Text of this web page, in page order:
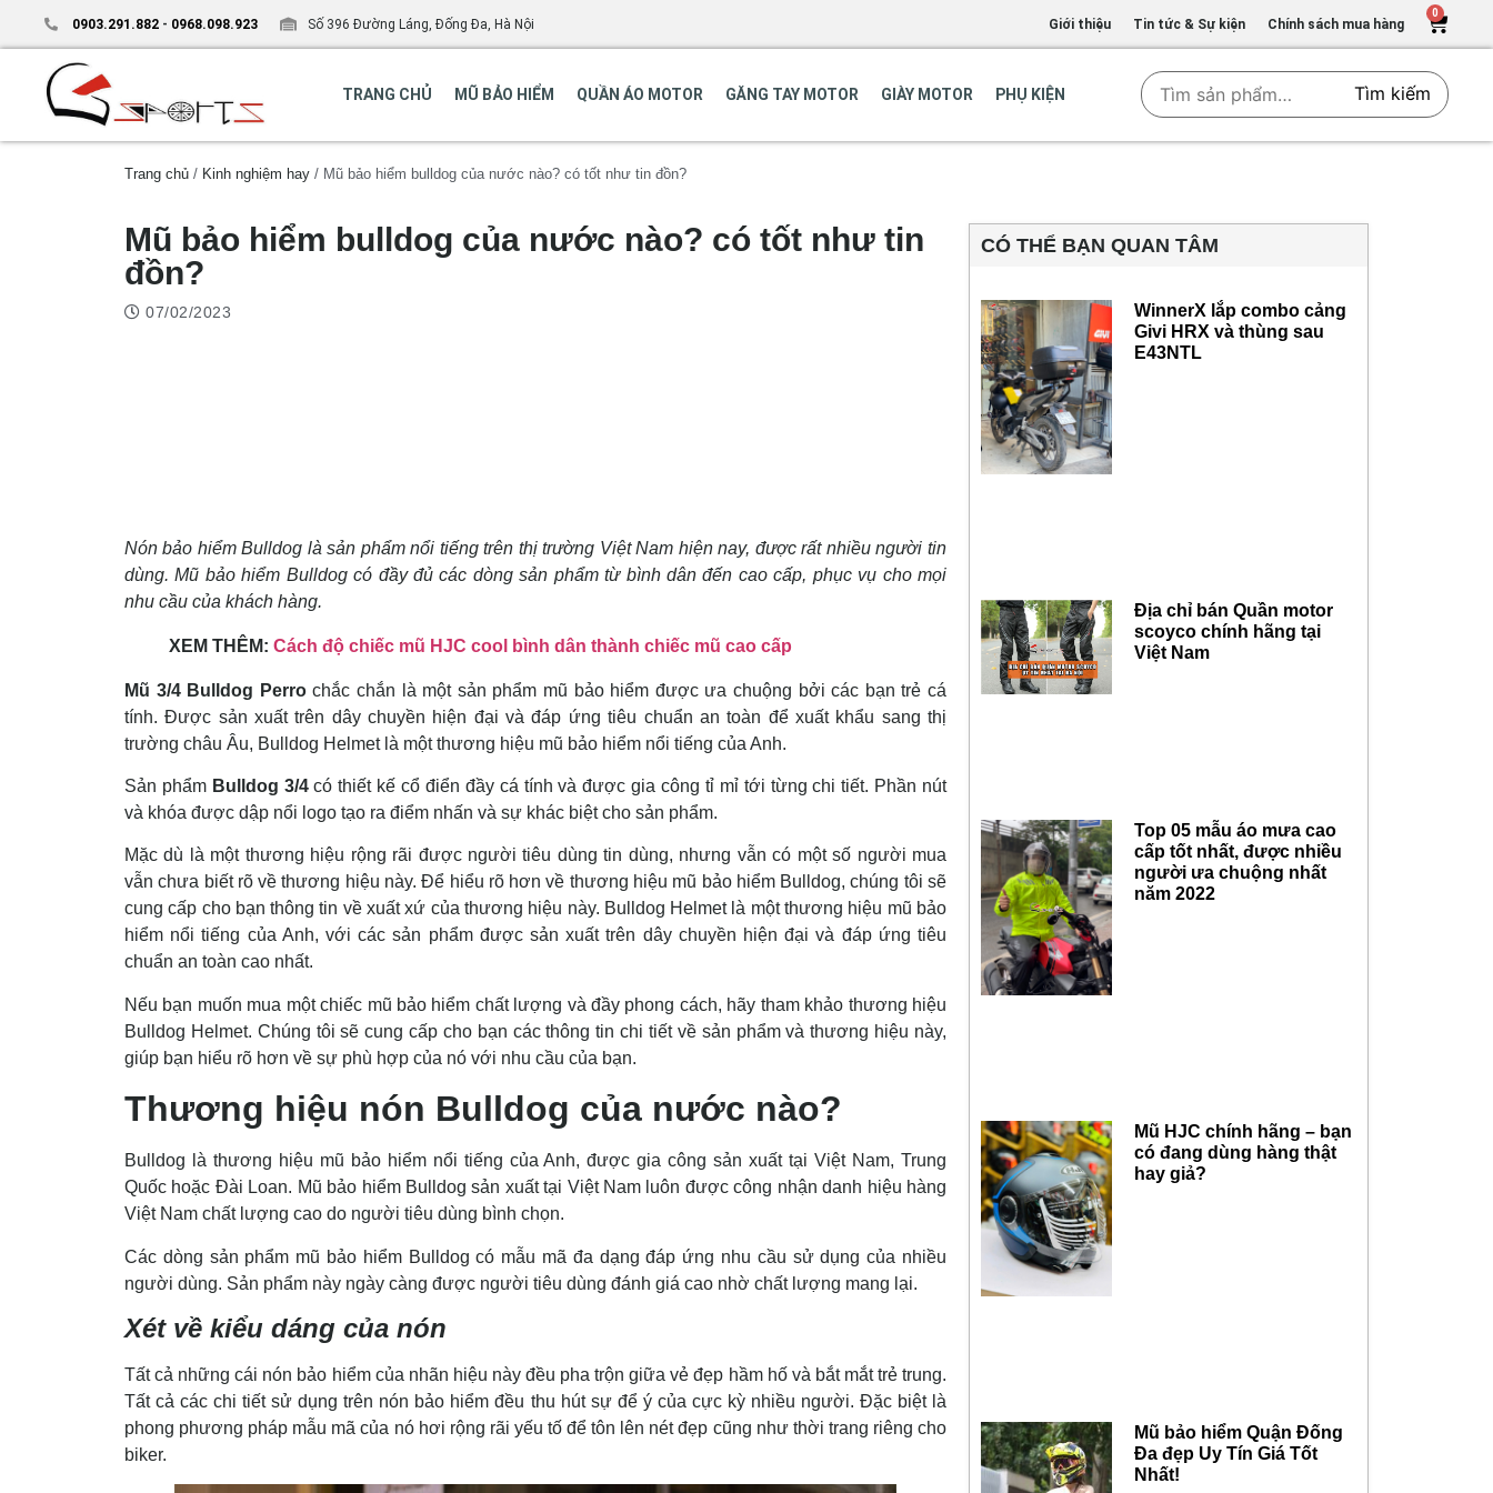
0903.291.882 - 0968.098.923 Số 396 Đường Láng, Đống Đa, Hà Nội Giới thiệu Tin tức & Sự kiện Chính sách mua hàng
0
TRANG CHỦ MŨ BẢO HIỂM QUẦN ÁO MOTOR GĂNG TAY MOTOR GIÀY MOTOR PHỤ KIỆN Tìm kiếm
Trang chủ / Kinh nghiệm hay / Mũ bảo hiểm bulldog của nước nào? có tốt như tin đồn?
Mũ bảo hiểm bulldog của nước nào? có tốt như tin
đồn?
07/02/2023
Nón bảo hiểm Bulldog là sản phẩm nổi tiếng trên thị trường Việt Nam hiện nay, được rất nhiều người tin
dùng. Mũ bảo hiểm Bulldog có đầy đủ các dòng sản phẩm từ bình dân đến cao cấp, phục vụ cho mọi
nhu cầu của khách hàng.
XEM THÊM: Cách độ chiếc mũ HJC cool bình dân thành chiếc mũ cao cấp
Mũ 3/4 Bulldog Perrochắc chắn là một sản phẩm mũ bảo hiểm được ưa chuộng bởi các bạn trẻ cá
tính. Được sản xuất trên dây chuyền hiện đại và đáp ứng tiêu chuẩn an toàn để xuất khẩu sang thị
trường châu Âu, Bulldog Helmet là một thương hiệu mũ bảo hiểm nổi tiếng của Anh.
Sản phẩm Bulldog 3/4có thiết kế cổ điển đầy cá tính và được gia công tỉ mỉ tới từng chi tiết. Phần nút
và khóa được dập nổi logo tạo ra điểm nhấn và sự khác biệt cho sản phẩm.
Mặc dù là một thương hiệu rộng rãi được người tiêu dùng tin dùng, nhưng vẫn có một số người mua
vẫn chưa biết rõ về thương hiệu này. Để hiểu rõ hơn về thương hiệu mũ bảo hiểm Bulldog, chúng tôi sẽ
cung cấp cho bạn thông tin về xuất xứ của thương hiệu này. Bulldog Helmet là một thương hiệu mũ bảo
hiểm nổi tiếng của Anh, với các sản phẩm được sản xuất trên dây chuyền hiện đại và đáp ứng tiêu
chuẩn an toàn cao nhất.
Nếu bạn muốn mua một chiếc mũ bảo hiểm chất lượng và đầy phong cách, hãy tham khảo thương hiệu
Bulldog Helmet. Chúng tôi sẽ cung cấp cho bạn các thông tin chi tiết về sản phẩm và thương hiệu này,
giúp bạn hiểu rõ hơn về sự phù hợp của nó với nhu cầu của bạn.
Thương hiệu nón Bulldog của nước nào?
Bulldog là thương hiệu mũ bảo hiểm nổi tiếng của Anh, được gia công sản xuất tại Việt Nam, Trung
Quốc hoặc Đài Loan. Mũ bảo hiểm Bulldog sản xuất tại Việt Nam luôn được công nhận danh hiệu hàng
Việt Nam chất lượng cao do người tiêu dùng bình chọn.
Các dòng sản phẩm mũ bảo hiểm Bulldog có mẫu mã đa dạng đáp ứng nhu cầu sử dụng của nhiều
người dùng. Sản phẩm này ngày càng được người tiêu dùng đánh giá cao nhờ chất lượng mang lại.
Xét về kiểu dáng của nón
Tất cả những cái nón bảo hiểm của nhãn hiệu này đều pha trộn giữa vẻ đẹp hầm hố và bắt mắttrẻ trung.
Tất cảcác chi tiết sử dụng trên nón bảo hiểm đều thu hútsự để ýcủa cực kỳ nhiều người. Đặc biệt là
phong phương pháp mẫu mã của nó hơi rộng rãi yếu tố để tôn lên nét đẹp cũng như thời trang riêng cho
biker.
CÓ THỂ BẠN QUAN TÂM
WinnerX lắp combo cảng
Givi HRX và thùng sau
E43NTL
Địa chỉ bán Quần motor
scoyco chính hãng tại
Việt Nam
Top 05 mẫu áo mưa cao
cấp tốt nhất, được nhiều
người ưa chuộng nhất
năm 2022
Mũ HJC chính hãng – bạn
có đang dùng hàng thật
hay giả?
Mũ bảo hiểm Quận Đống
Đa đẹp Uy Tín Giá Tốt
Nhất!